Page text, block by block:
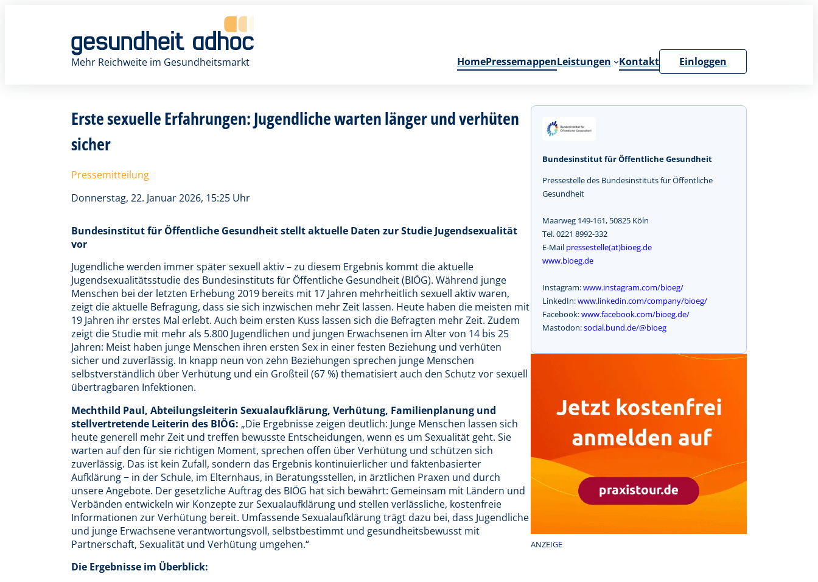
Mehr Reichweite im Gesundheitsmarkt
HomePressemappenLeistungen Kontakt Einloggen
Erste sexuelle Erfahrungen: Jugendliche warten länger und verhüten
sicher
Pressemitteilung
Donnerstag, 22. Januar 2026, 15:25 Uhr
Bundesinstitut für Öffentliche Gesundheit stellt aktuelle Daten zur Studie Jugendsexualität
vor
Jugendliche werden immer später sexuell aktiv – zu diesem Ergebnis kommt die aktuelle
Jugendsexualitätsstudie des Bundesinstituts für Öffentliche Gesundheit (BIÖG). Während junge
Menschen bei der letzten Erhebung 2019 bereits mit 17 Jahren mehrheitlich sexuell aktiv waren,
zeigt die aktuelle Befragung, dass sie sich inzwischen mehr Zeit lassen. Heute haben die meisten mit
19 Jahren ihr erstes Mal erlebt. Auch beim ersten Kuss lassen sich die Befragten mehr Zeit. Zudem
zeigt die Studie mit mehr als 5.800 Jugendlichen und jungen Erwachsenen im Alter von 14 bis 25
Jahren: Meist haben junge Menschen ihren ersten Sex in einer festen Beziehung und verhüten
sicher und zuverlässig. In knapp neun von zehn Beziehungen sprechen junge Menschen
selbstverständlich über Verhütung und ein Großteil (67 %) thematisiert auch den Schutz vor sexuell
übertragbaren Infektionen.
Mechthild Paul, Abteilungsleiterin Sexualaufklärung, Verhütung, Familienplanung und
stellvertretende Leiterin des BIÖG: „Die Ergebnisse zeigen deutlich: Junge Menschen lassen sich
heute generell mehr Zeit und treffen bewusste Entscheidungen, wenn es um Sexualität geht. Sie
warten auf den für sie richtigen Moment, sprechen offen über Verhütung und schützen sich
zuverlässig. Das ist kein Zufall, sondern das Ergebnis kontinuierlicher und faktenbasierter
Aufklärung − in der Schule, im Elternhaus, in Beratungsstellen, in ärztlichen Praxen und durch
unsere Angebote. Der gesetzliche Auftrag des BIÖG hat sich bewährt: Gemeinsam mit Ländern und
Verbänden entwickeln wir Konzepte zur Sexualaufklärung und stellen verlässliche, kostenfreie
Informationen zur Verhütung bereit. Umfassende Sexualaufklärung trägt dazu bei, dass Jugendliche
und junge Erwachsene verantwortungsvoll, selbstbestimmt und gesundheitsbewusst mit
Partnerschaft, Sexualität und Verhütung umgehen.“
Die Ergebnisse im Überblick:
Bundesinstitut für Öffentliche Gesundheit
Pressestelle des Bundesinstituts für Öffentliche
Gesundheit
Maarweg 149-161, 50825 Köln
Tel. 0221 8992-332
E-Mail pressestelle(at)bioeg.de
www.bioeg.de
Instagram:www.instagram.com/bioeg/
LinkedIn:www.linkedin.com/company/bioeg/
Facebook:www.facebook.com/bioeg.de/
Mastodon:social.bund.de/@bioeg
ANZEIGE